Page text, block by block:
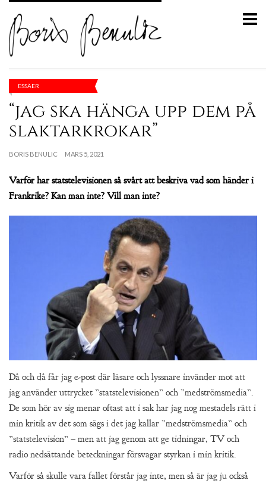
ESSÄER
“jag ska hänga upp dem på
slaktarkrokar”
BORIS BENULIC MARS 5, 2021
Varför har statstelevisionen så svårt att beskriva vad som händer i
Frankrike? Kan man inte? Vill man inte?
Då och då får jag e-post där läsare och lyssnare invänder mot att
jag använder uttrycket ”statstelevisionen” och ”medströmsmedia”.
De som hör av sig menar oftast att i sak har jag nog mestadels rätt i
min kritik av det som sägs i det jag kallar ”medströmsmedia” och
”statstelevision” – men att jag genom att ge tidningar, TV och
radio nedsättande beteckningar försvagar styrkan i min kritik.
Varför så skulle vara fallet förstår jag inte, men så är jag ju också